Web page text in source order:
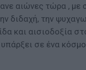
αιώνες τώρα , με
διδαχή, την
και αισιοδοξία
σε ένα